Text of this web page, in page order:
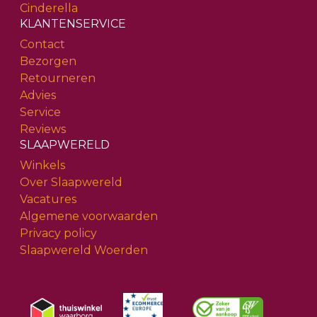
Cinderella
KLANTENSERVICE
Contact
Bezorgen
Retourneren
Advies
Service
Reviews
SLAAPWERELD
Winkels
Over Slaapwereld
Vacatures
Algemene voorwaarden
Privacy policy
Slaapwereld Woerden